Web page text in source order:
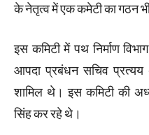
के नेतृत्व में एक कमेटी का गठन भी
इस कमिटी में पथ निर्माण
आपदा प्रबंधन सचिव प्रत्यय
शामिल थे। इस कमिटी की
सिंह कर रहे थे।